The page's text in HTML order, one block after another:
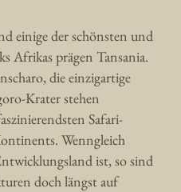
einige der schönsten und
Afrikas prägen Tansania.
die einzigartige
Krater stehen
Safari-
Wenngleich
ist, so sind
doch längst auf